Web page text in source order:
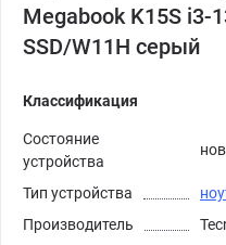
Megabook K15S i3-
SSD/W11H серый
Классификация
Состояние
устройства
Тип устройства
Производитель